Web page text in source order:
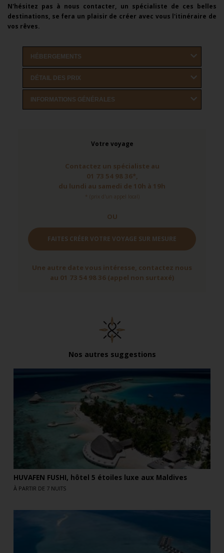
N'hésitez pas à nous contacter, un spécialiste de ces belles
destinations, se fera un plaisir de créer avec vous l'itinéraire de
vos rêves.
HÉBERGEMENTS
DÉTAIL DES PRIX
INFORMATIONS GÉNÉRALES
Votre voyage
Contactez un spécialiste au
01 73 54 98 36*,
du lundi au samedi de 10h à 19h
* (prix d'un appel local)
OU
FAITES CRÉER VOTRE VOYAGE SUR MESURE
Une autre date vous intéresse, contactez nous
au 01 73 54 98 36 (appel non surtaxé)
Nos autres suggestions
HUVAFEN FUSHI, hôtel 5 étoiles luxe aux Maldives
À PARTIR DE 7 NUITS